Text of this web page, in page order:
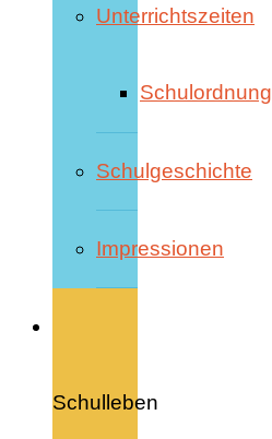
Unterrichtszeiten
Schulordnung
Schulgeschichte
Impressionen
Schulleben